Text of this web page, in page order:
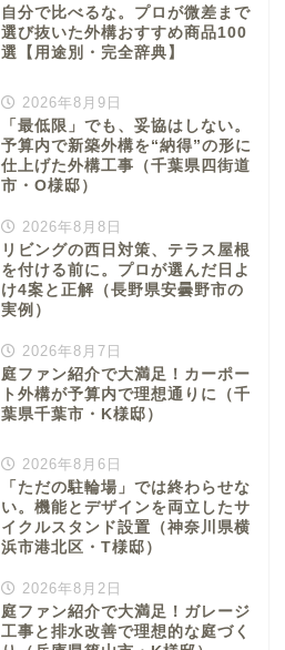
自分で比べるな。プロが微差まで
選び抜いた外構おすすめ商品100
選【用途別・完全辞典】
2026年8月9日
「最低限」でも、妥協はしない。
予算内で新築外構を“納得”の形に
仕上げた外構工事（千葉県四街道
市・O様邸）
2026年8月8日
リビングの西日対策、テラス屋根
を付ける前に。プロが選んだ日よ
け4案と正解（長野県安曇野市の
実例）
2026年8月7日
庭ファン紹介で大満足！カーポー
ト外構が予算内で理想通りに（千
葉県千葉市・K様邸）
2026年8月6日
「ただの駐輪場」では終わらせな
い。機能とデザインを両立したサ
イクルスタンド設置（神奈川県横
浜市港北区・T様邸）
2026年8月2日
庭ファン紹介で大満足！ガレージ
工事と排水改善で理想的な庭づく